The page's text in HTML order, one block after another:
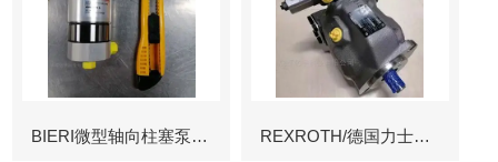
BIERI微型轴向柱塞泵AKP REXROTH/德国力士乐叶片泵